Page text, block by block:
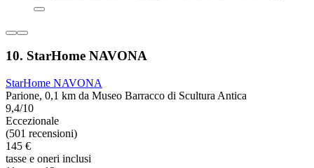
10. StarHome NAVONA
StarHome NAVONA
Parione, 0,1 km da Museo Barracco di Scultura Antica
9,4/10
Eccezionale
(501 recensioni)
145 €
tasse e oneri inclusi